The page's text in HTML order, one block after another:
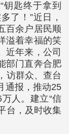
钥匙终于拿到
了！”近日，
百余户居民顺
溢着幸福的笑
近年来，公司
部门直奔合肥
访群众、查台
通报，推动25
人。建立“信
台，及时收集